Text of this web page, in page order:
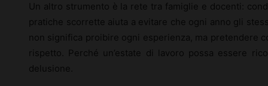
Un altro strumento è la rete tra famiglie e docenti:
pratiche scorrette aiuta a evitare che ogni anno gli
non significa proibire ogni esperienza, ma pretendere
rispetto. Perché un’estate di lavoro possa essere
delusione.